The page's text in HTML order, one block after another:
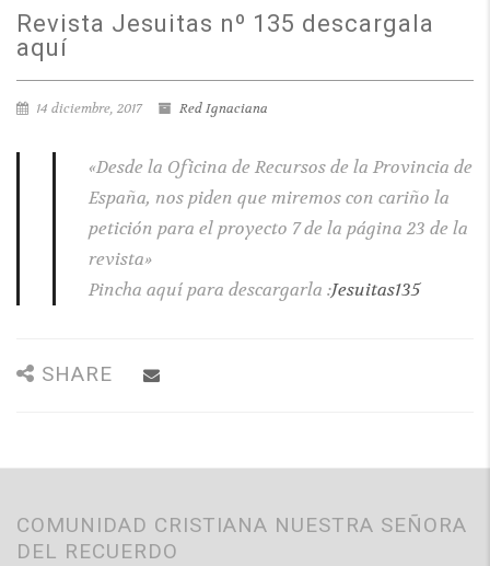
Revista Jesuitas nº 135 descargala
aquí
14 diciembre, 2017 Red Ignaciana
«Desde la Oficina de Recursos de la Provincia de
España, nos piden que miremos con cariño la
petición para el proyecto 7 de la página 23 de la
revista»
Pincha aquí para descargarla :Jesuitas135
SHARE
COMUNIDAD CRISTIANA NUESTRA SEÑORA
DEL RECUERDO